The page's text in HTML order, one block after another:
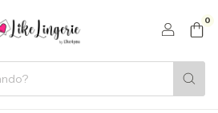
0